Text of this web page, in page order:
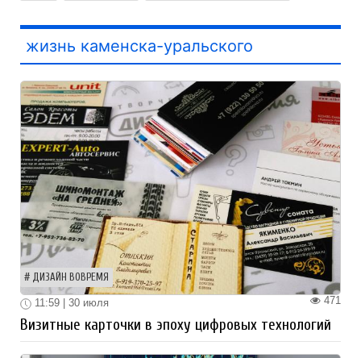
жизнь каменска-уральского
ДИЗАЙН ВОВРЕМЯ
471
11:59 | 30 июля
Визитные карточки в эпоху цифровых технологий